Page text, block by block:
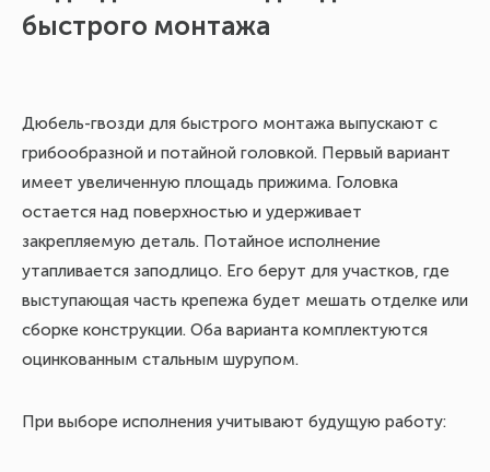
быстрого монтажа
Дюбель-гвозди для быстрого монтажа выпускают с
грибообразной и потайной головкой. Первый вариант
имеет увеличенную площадь прижима. Головка
остается над поверхностью и удерживает
закрепляемую деталь. Потайное исполнение
утапливается заподлицо. Его берут для участков, где
выступающая часть крепежа будет мешать отделке или
сборке конструкции. Оба варианта комплектуются
оцинкованным стальным шурупом.
При выборе исполнения учитывают будущую работу: